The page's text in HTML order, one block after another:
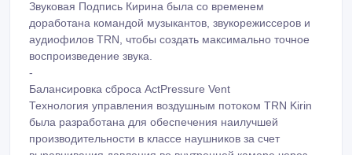
Звуковая Подпись Кирина была со временем
доработана командой музыкантов, звукорежиссеров и
аудиофилов TRN, чтобы создать максимально точное
воспроизведение звука.
-
Балансировка сброса ActPressure Vent
Технология управления воздушным потоком TRN Kirin
была разработана для обеспечения наилучшей
производительности в классе наушников за счет